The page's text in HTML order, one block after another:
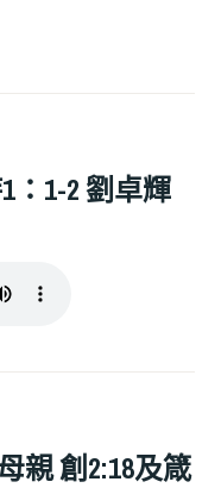
：1-2 劉卓輝
親 創2:18及箴